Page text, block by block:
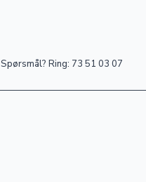
Spørsmål? Ring: 73 51 03 07